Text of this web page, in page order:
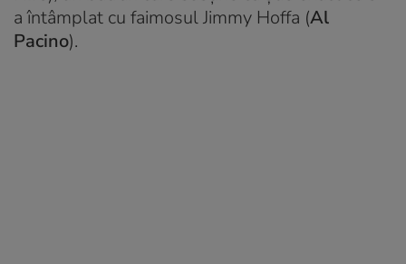
a întâmplat cu faimosul Jimmy Hoffa (Al
Pacino).